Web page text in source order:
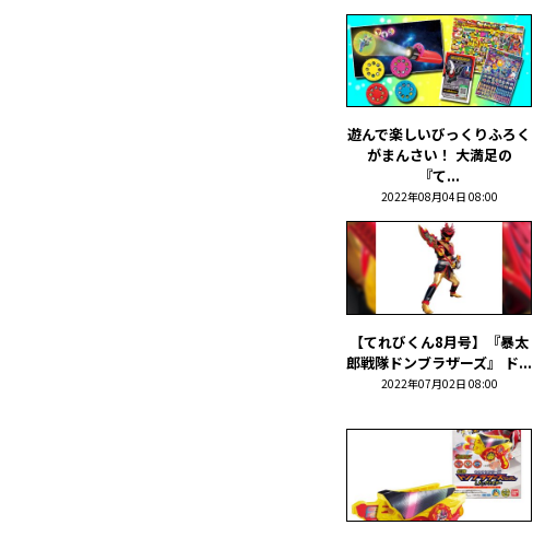
遊んで楽しいびっくりふろく
がまんさい！ 大満足の
『て...
2022年08月04日 08:00
【てれびくん8月号】『暴太
郎戦隊ドンブラザーズ』 ド...
2022年07月02日 08:00